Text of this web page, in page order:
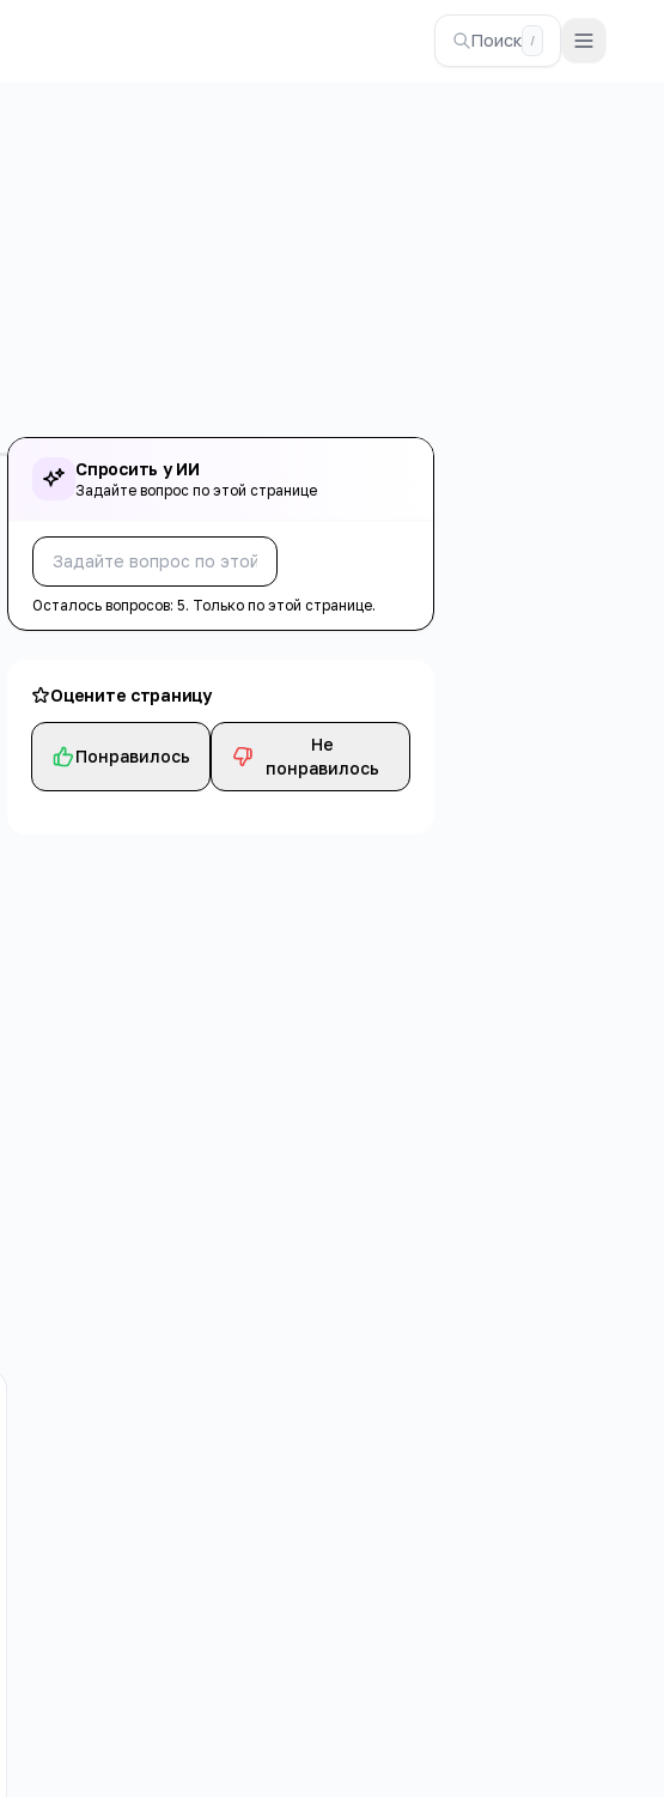
Поиск /
Спросить у ИИ
Задайте вопрос по этой странице
Осталось вопросов:5. Только по этой странице.
Оцените страницу
Понравилось
Не
понравилось